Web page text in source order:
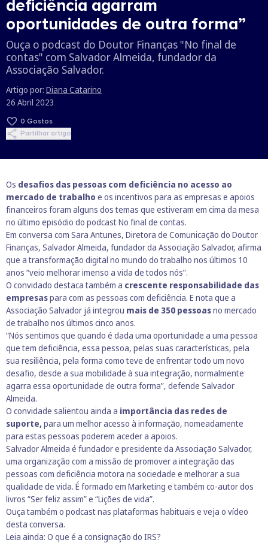
deficiência agarram
oportunidades de outra forma”
Ouça o podcast do Doutor Finanças "No final de
contas" com Salvador Almeida, fundador da
Associação Salvador.
Artigo por: Diana Catarino
26 Abril 2023
0 Gostos
Partilhar artigo
Os desafios das pessoas com deficiência no acesso ao
mercado de trabalho e os incentivos para as empresas e apoios
financeiros foram alguns dos temas que estiveram em cima da mesa
no último episódio do podcast No final de contas.
Em conversa com Sara Antunes, Diretora de Comunicação do Doutor
Finanças, Salvador Almeida, fundador da Associação Salvador, afirma
que a transformação digital no mundo do trabalho nos últimos 10
anos “veio melhorar imenso a vida de todos nós”.
O convidado destaca também a crescente responsabilidade das
empresaspara com as pessoas com deficiência. E nota que a
Associação Salvador já integrou mais de 350 pessoasno mercado
de trabalho nos últimos cinco anos.
“Nós sentimos que quando é dada uma oportunidade a uma pessoa
que tem deficiência, essa pessoa, pelas suas características, pela
sua resiliência, pela forma como teve de enfrentar todo um novo
desafio, desde a sua mobilidade à sua integração, normalmente
agarra essa oportunidade de outra forma”, defende Salvador
Almeida.
O convidade salientou ainda a importância das redes de
suporte, para um melhor acesso à informação, nomeadamente
para estas pessoas poderem aceder a apoios.
Salvador Almeida é fundador e presidente da Associação Salvador,
uma organização com a missão de promover a integração das
pessoas com deficiência motora na sociedade e melhorar a sua
qualidade de vida. É formado em Marketing e também co-autor dos
livros “Ser feliz assim” e “Lições de vida”.
Ouça também o podcast nas plataformas habituais e veja o vídeo
desta conversa.
Leia ainda: O que é a consignação do IRS?